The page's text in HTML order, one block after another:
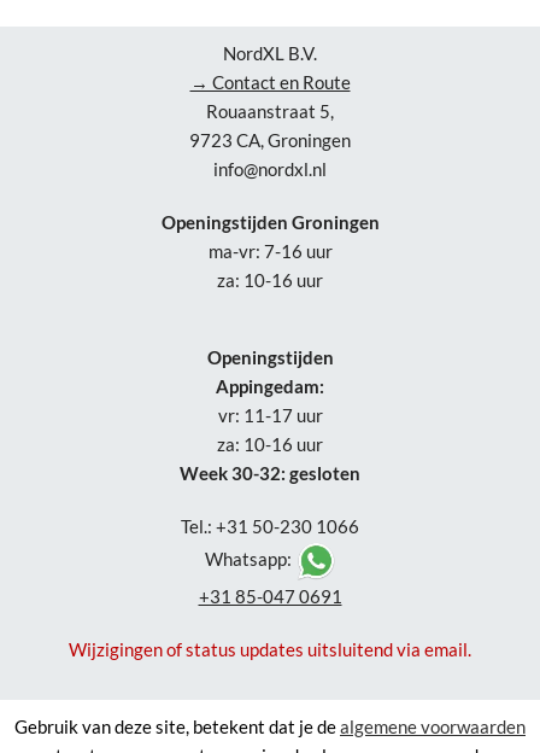
NordXL B.V.
→ Contact en Route
Rouaanstraat 5,
9723 CA, Groningen
info@nordxl.nl
Openingstijden Groningen
ma-vr: 7-16 uur
za: 10-16 uur
Openingstijden
Appingedam:
vr: 11-17 uur
za: 10-16 uur
Week 30-32: gesloten
Tel.: +31 50-230 1066
Whatsapp:
+31 85-047 0691
Wijzigingen of status updates uitsluitend via email.
Gebruik van deze site, betekent dat je dealgemene voorwaarden